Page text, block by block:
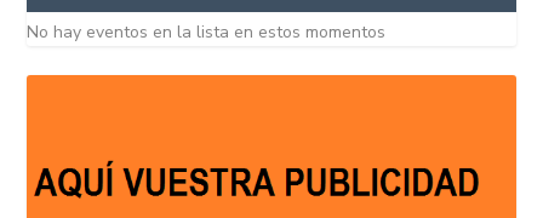
No hay eventos en la lista en estos momentos